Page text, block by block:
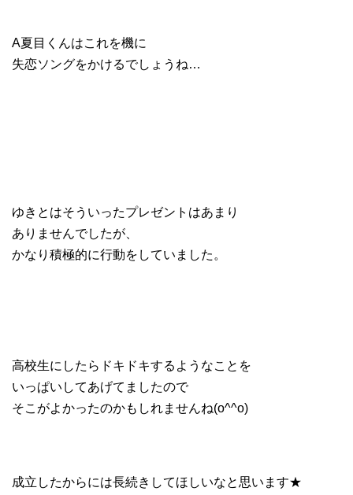
A夏目くんはこれを機に
失恋ソングをかけるでしょうね…
ゆきとはそういったプレゼントはあまり
ありませんでしたが、
かなり積極的に行動をしていました。
高校生にしたらドキドキするようなことを
いっぱいしてあげてましたので
そこがよかったのかもしれませんね(o^^o)
成立したからには長続きしてほしいなと思います★